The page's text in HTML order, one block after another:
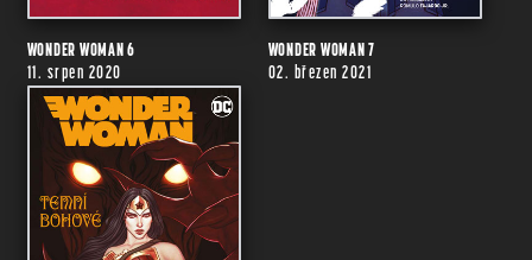
WONDER WOMAN 6
11. srpen 2020
WONDER WOMAN 7
02. březen 2021